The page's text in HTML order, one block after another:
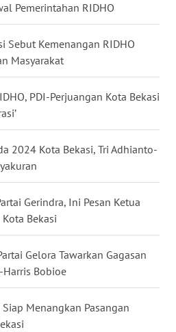
Pemerintahan RIDHO
Sebut Kemenangan RIDHO
Masyarakat
PDI-Perjuangan Kota Bekasi
2024 Kota Bekasi, Tri Adhianto-
Gerindra, Ini Pesan Ketua
Bekasi
Gelora Tawarkan Gagasan
Bobioe
Menangkan Pasangan